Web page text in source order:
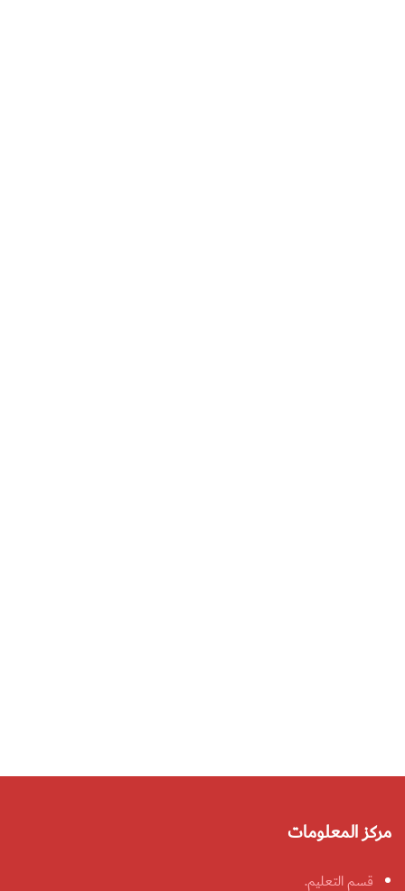
مركز المعلومات
قسم التعليم.